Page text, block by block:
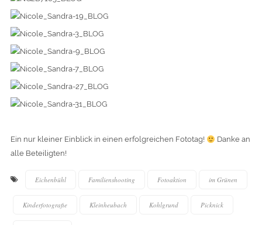
Ein nur kleiner Einblick in einen erfolgreichen Fototag!
Danke an
alle Beteiligten!
Eichenbühl Familienshooting Fotoaktion im Grünen
Kinderfotografie Kleinheubach Kohlgrund Picknick